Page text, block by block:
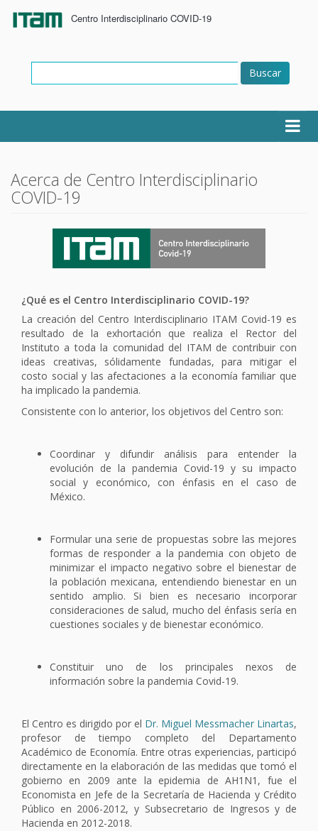
Centro Interdisciplinario COVID-19
Buscar
Acerca de Centro Interdisciplinario
COVID-19
¿Qué es el Centro Interdisciplinario COVID-19?
La creación del Centro Interdisciplinario ITAM Covid-19 es
resultado de la exhortación que realiza el Rector del
Instituto a toda la comunidad del ITAM de contribuir con
ideas creativas, sólidamente fundadas, para mitigar el
costo social y las afectaciones a la economía familiar que
ha implicado la pandemia.
Consistente con lo anterior, los objetivos del Centro son:
Coordinar y difundir análisis para entender la
evolución de la pandemia Covid-19 y su impacto
social y económico, con énfasis en el caso de
México.
Formular una serie de propuestas sobre las mejores
formas de responder a la pandemia con objeto de
minimizar el impacto negativo sobre el bienestar de
la población mexicana, entendiendo bienestar en un
sentido amplio. Si bien es necesario incorporar
consideraciones de salud, mucho del énfasis sería en
cuestiones sociales y de bienestar económico.
Constituir uno de los principales nexos de
información sobre la pandemia Covid-19.
El Centro es dirigido por el Dr. Miguel Messmacher Linartas,
profesor de tiempo completo del Departamento
Académico de Economía. Entre otras experiencias, participó
directamente en la elaboración de las medidas que tomó el
gobierno en 2009 ante la epidemia de AH1N1, fue el
Economista en Jefe de la Secretaría de Hacienda y Crédito
Público en 2006-2012, y Subsecretario de Ingresos y de
Hacienda en 2012-2018.